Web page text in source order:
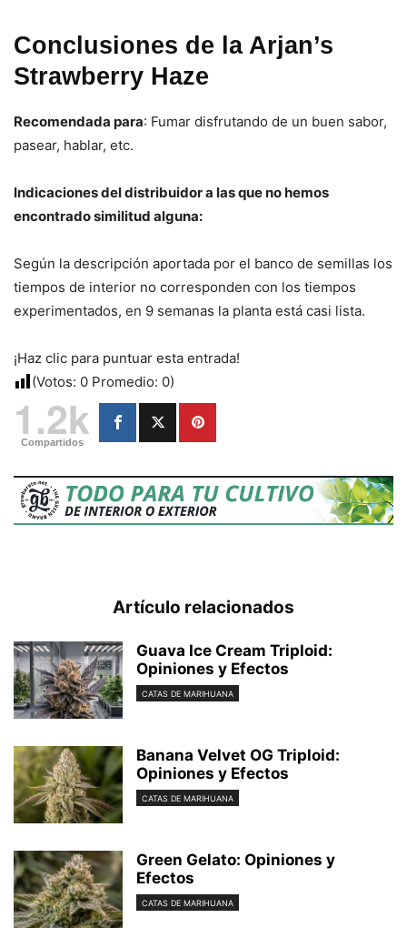
Conclusiones de la Arjan’s
Strawberry Haze
Recomendada para: Fumar disfrutando de un buen sabor,
pasear, hablar, etc.
Indicaciones del distribuidor a las que no hemos
encontrado similitud alguna:
Según la descripción aportada por el banco de semillas los
tiempos de interior no corresponden con los tiempos
experimentados, en 9 semanas la planta está casi lista.
¡Haz clic para puntuar esta entrada!
(Votos: 0 Promedio: 0)
1.2k
Compartidos
Artículo relacionados
Guava Ice Cream Triploid:
Opiniones y Efectos
CATAS DE MARIHUANA
Banana Velvet OG Triploid:
Opiniones y Efectos
CATAS DE MARIHUANA
Green Gelato: Opiniones y
Efectos
CATAS DE MARIHUANA